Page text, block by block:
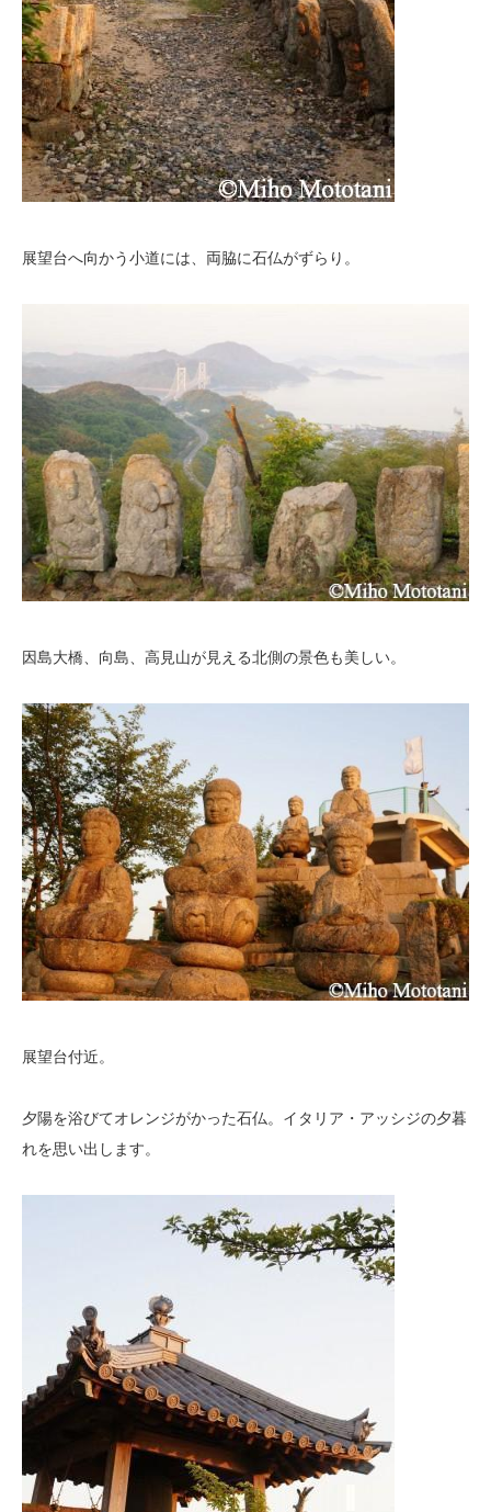
展望台へ向かう小道には、両脇に石仏がずらり。
因島大橋、向島、高見山が見える北側の景色も美しい。
展望台付近。
夕陽を浴びてオレンジがかった石仏。イタリア・アッシジの夕暮
れを思い出します。